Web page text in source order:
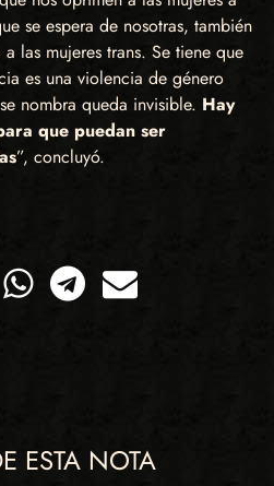
se espera de nosotras, también
las mujeres trans. Se tiene que
es una violencia de género
nombra queda invisible. Hay
que puedan ser
”, concluyó.
WhatsappTelegramCorreo
ESTA NOTA